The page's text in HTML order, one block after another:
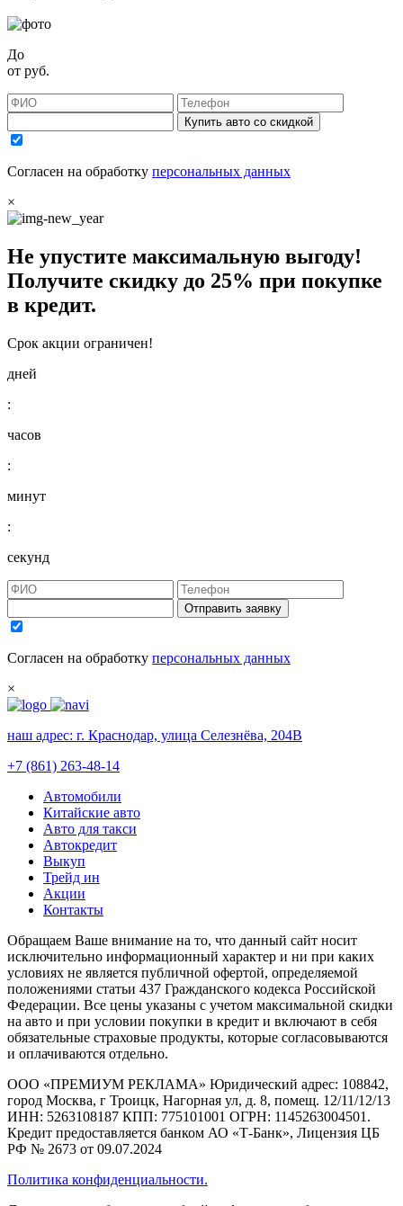
До
от руб.
Купить авто со скидкой
Согласен на обработку персональных данных
×
Не упустите максимальную выгоду!
Получите скидку до 25% при покупке
в кредит.
Срок акции ограничен!
дней
:
часов
:
минут
:
секунд
Отправить заявку
Согласен на обработку персональных данных
×
наш адрес: г. Краснодар, улица Селезнёва, 204В
+7 (861) 263-48-14
Автомобили
Китайские авто
Авто для такси
Автокредит
Выкуп
Трейд ин
Акции
Контакты
Обращаем Ваше внимание на то, что данный сайт носит
исключительно информационный характер и ни при каких
условиях не является публичной офертой, определяемой
положениями статьи 437 Гражданского кодекса Российской
Федерации. Все цены указаны с учетом максимальной скидки
на авто и при условии покупки в кредит и включают в себя
обязательные страховые продукты, которые согласовываются
и оплачиваются отдельно.
ООО «ПРЕМИУМ РЕКЛАМА» Юридический адрес: 108842,
город Москва, г Троицк, Нагорная ул, д. 8, помещ. 12/11/12/13
ИНН: 5263108187 КПП: 775101001 ОГРН: 1145263004501.
Кредит предоставляется банком АО «Т-Банк», Лицензия ЦБ
РФ № 2673 от 09.07.2024
Политика конфиденциальности.